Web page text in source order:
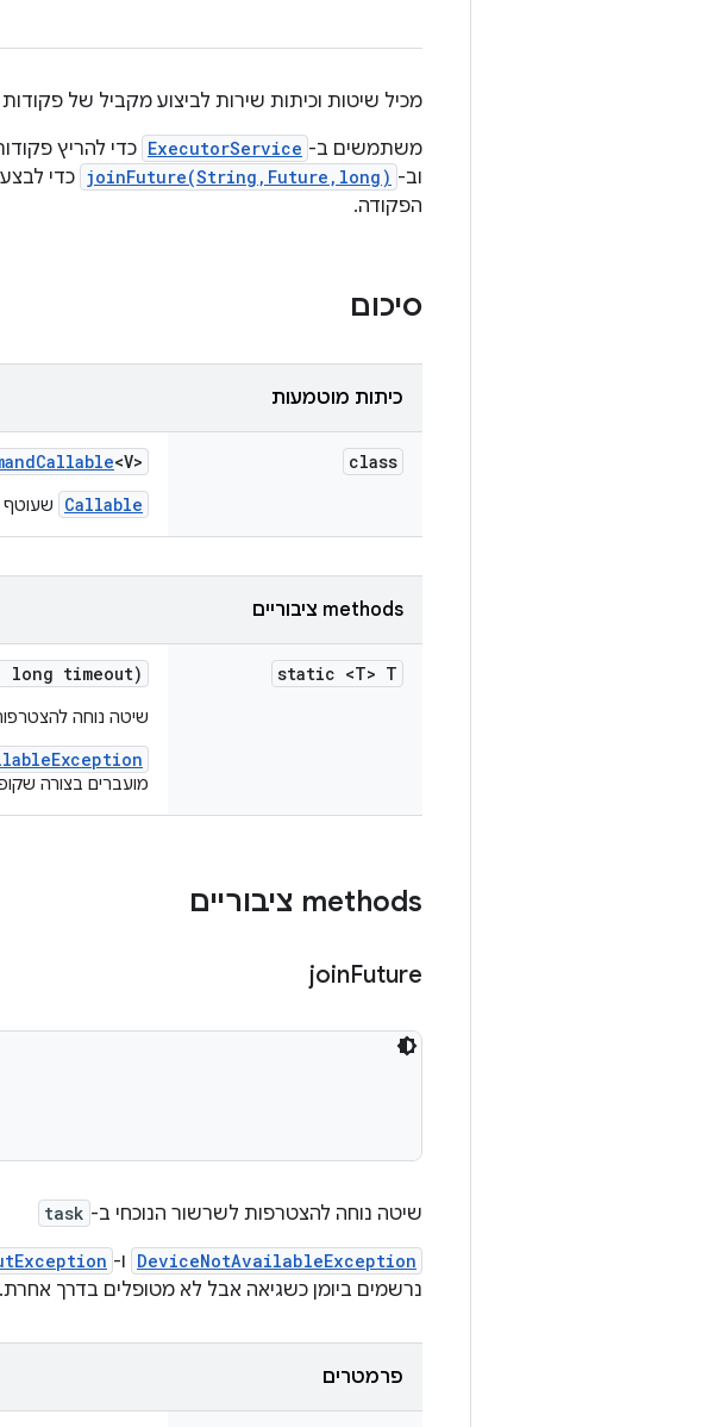
מכיל שיטות וכיתות שירות לביצוע מקביל של
משתמשים ב- ExecutorService כדי להריץ
וב- joinFuture(String,Future,long) כדי
הפקודה.
סיכום
כיתות מוטמעות
class
Callable<V>
Callable
‫methods ציבוריים
static <T> T
long timeout)
שיטה נוחה
מועברים בצורה
‫methods ציבוריים
joinFuture
שיטה נוחה להצטרפות לשרשור הנוכחי ב- task
DeviceNotAvailableException ו-
נרשמים ביומן כשגיאה אבל לא מטופלים בדרך אחרת.
פרמטרים